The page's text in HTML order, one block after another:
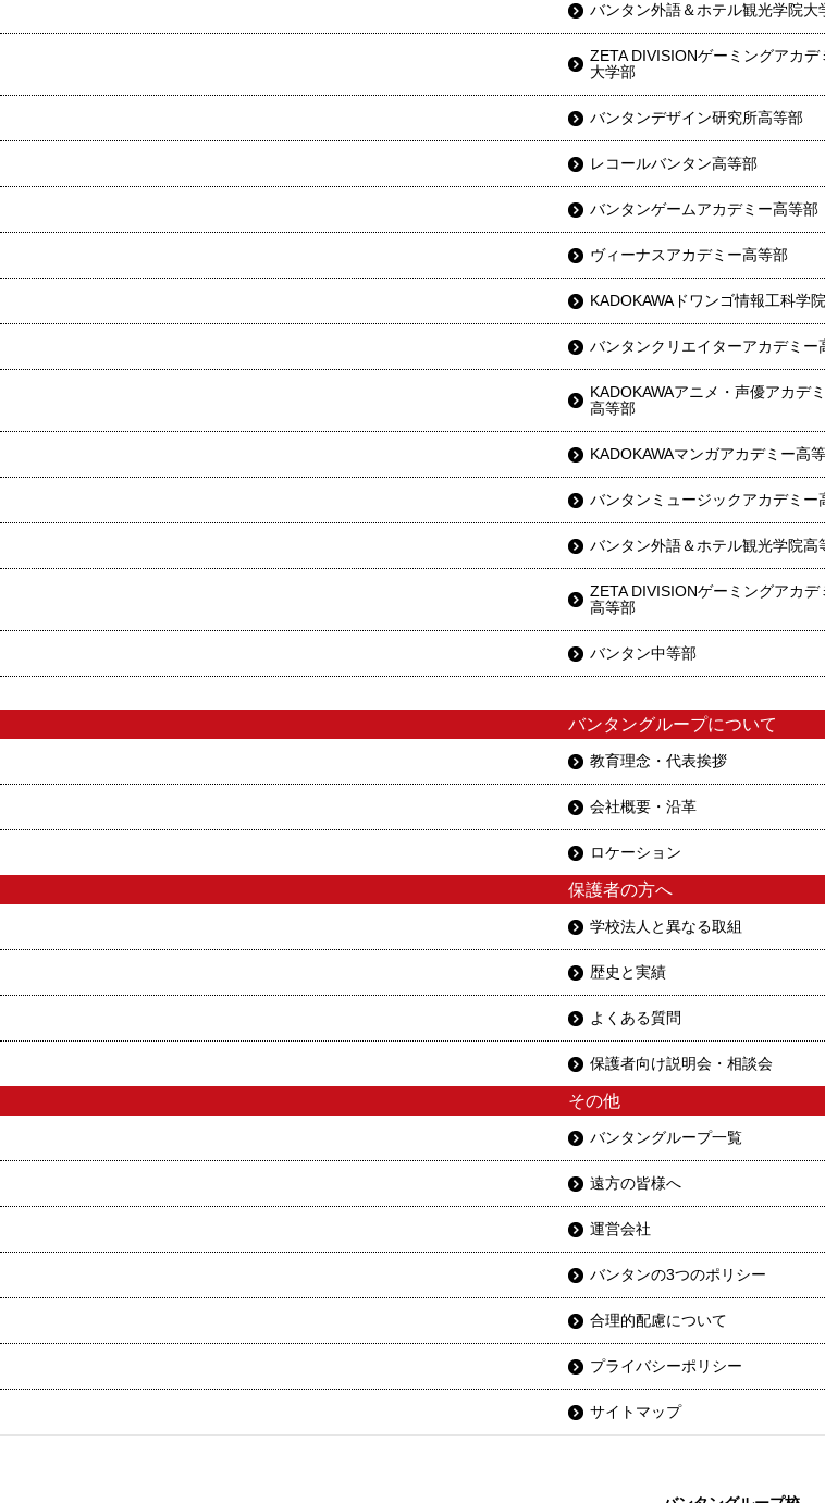
バンタン外語＆ホテル観光学院大
ZETA DIVISIONゲーミングアカデ
大学部
バンタンデザイン研究所高等部
レコールバンタン高等部
バンタンゲームアカデミー高等部
ヴィーナスアカデミー高等部
KADOKAWAドワンゴ情報工科学
バンタンクリエイターアカデミー
KADOKAWAアニメ・声優アカデ
高等部
KADOKAWAマンガアカデミー高
バンタンミュージックアカデミー
バンタン外語＆ホテル観光学院高
ZETA DIVISIONゲーミングアカデ
高等部
バンタン中等部
バンタングループについて
教育理念・代表挨拶
会社概要・沿革
ロケーション
保護者の方へ
学校法人と異なる取組
歴史と実績
よくある質問
保護者向け説明会・相談会
その他
バンタングループ一覧
遠方の皆様へ
運営会社
バンタンの3つのポリシー
合理的配慮について
プライバシーポリシー
サイトマップ